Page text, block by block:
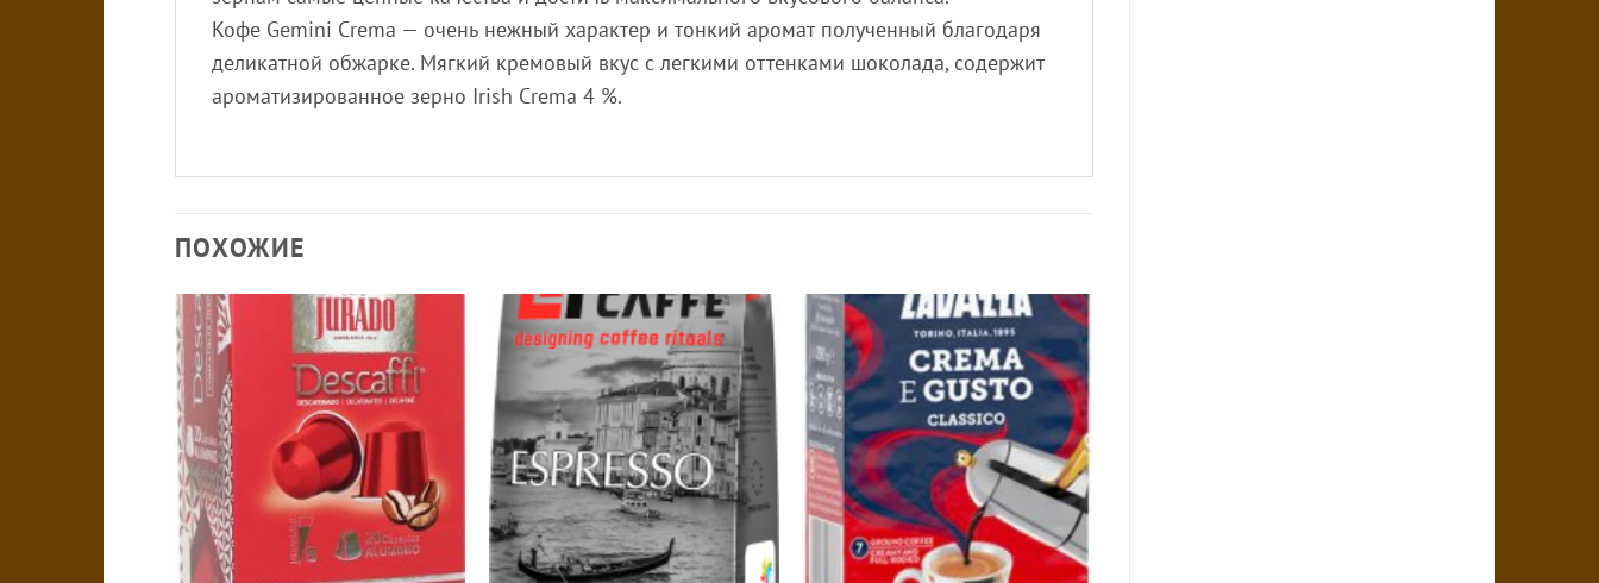
Кофе Gemini Crema — очень нежный характер и тонкий аромат полученный благодаря
деликатной обжарке. Мягкий кремовый вкус с легкими оттенками шоколада, содержит
ароматизированное зерно Irish Crema 4 %.
ПОХОЖИЕ